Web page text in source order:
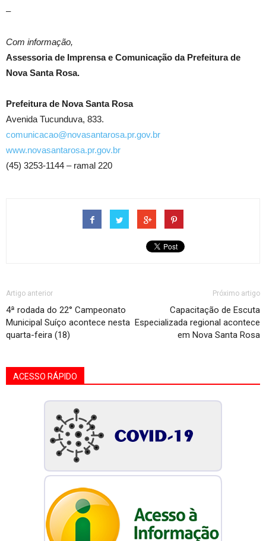
–
Com informação,
Assessoria de Imprensa e Comunicação da Prefeitura de
Nova Santa Rosa.
Prefeitura de Nova Santa Rosa
Avenida Tucunduva, 833.
comunicacao@novasantarosa.pr.gov.br
www.novasantarosa.pr.gov.br
(45) 3253-1144 – ramal 220
Artigo anterior
4ª rodada do 22° Campeonato
Municipal Suíço acontece nesta
quarta-feira (18)
Próximo artigo
Capacitação de Escuta
Especializada regional acontece
em Nova Santa Rosa
ACESSO RÁPIDO